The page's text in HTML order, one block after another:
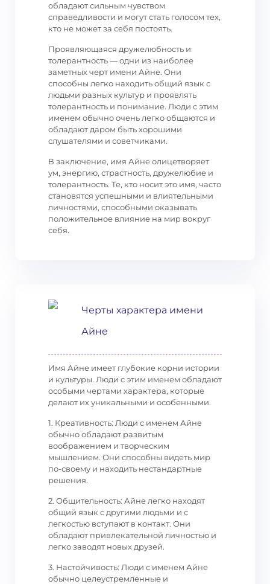
обладают сильным чувством
справедливости и могут стать голосом тех,
кто не может за себя постоять.
Проявляющаяся дружелюбность и
толерантность — одни из наиболее
заметных черт имени Айне. Они
способны легко находить общий язык с
людьми разных культур и проявлять
толерантность и понимание. Люди с этим
именем обычно очень легко общаются и
обладают даром быть хорошими
слушателями и советчиками.
В заключение, имя Айне олицетворяет
ум, энергию, страстность, дружелюбие и
толерантность. Те, кто носит это имя, часто
становятся успешными и влиятельными
личностями, способными оказывать
положительное влияние на мир вокруг
себя.
Черты характера имени
Айне
Имя Айне имеет глубокие корни истории
и культуры. Люди с этим именем обладают
особыми чертами характера, которые
делают их уникальными и особенными.
1. Креативность: Люди с именем Айне
обычно обладают развитым
воображением и творческим
мышлением. Они способны видеть мир
по-своему и находить нестандартные
решения.
2. Общительность: Айне легко находят
общий язык с другими людьми и с
легкостью вступают в контакт. Они
обладают привлекательной личностью и
легко заводят новых друзей.
3. Настойчивость: Люди с именем Айне
обычно целеустремленные и